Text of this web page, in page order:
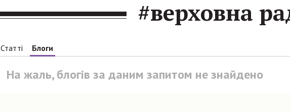
#верховна
Статті Блоги
На жаль, блогів за даним запитом не знайдено